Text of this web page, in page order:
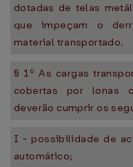
dotadas de telas
que impeçam o
material transportado.
§ 1º As cargas
cobertas por lonas
deverão cumprir os
I - possibilidade de
automático;